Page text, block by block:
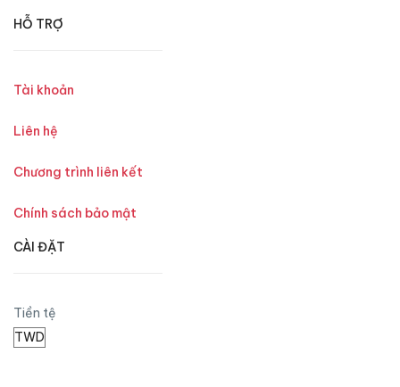
HỖ TRỢ
Tài khoản
Liên hệ
Chương trình liên kết
Chính sách bảo mật
CÀI ĐẶT
Tiền tệ